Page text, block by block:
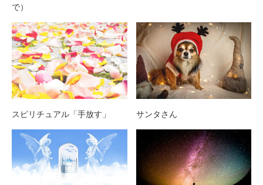
で）
スピリチュアル「手放す」 サンタさん